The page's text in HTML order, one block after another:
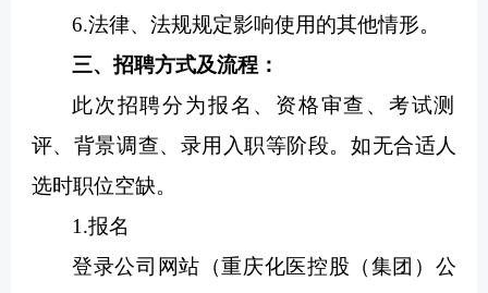
6.法律、法规规定影响使用的其他情形。
三、招聘方式及流程：
此次招聘分为报名、资格审查、考试测
评、背景调查、录用入职等阶段。如无合适人
选时职位空缺。
1.报名
登录公司网站（重庆化医控股（集团）公